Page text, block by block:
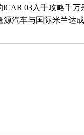
03入手攻略千万
源汽车与国际米兰达